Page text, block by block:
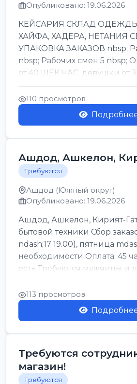
Опубликовано: 19.06.2026
КЕЙСАРИЯ СКЛАД ОДЕЖДЫ
ХАЙФА, ХАДЕРА, НЕТАНИЯ
УПАКОВКА ЗАКАЗОВ nbsp;
nbsp; Рабочих смен 5 nbsp;
от 40 ШЕК ЧАС, девушки от
БОНУСЫ 1500 ШЕК ...
110 просмотров
Ашдод, Ашкелон,
Требуются
Ашдод (Южный округ)
Опубликовано: 19.06.2026
Ашдод, Ашкелон, Кирият-
бытовой техники Сбор
ndash;17 19.00), пятница
необходимости Оплата: 45
есть Требуются мужчины и
Только официальн...
113 просмотров
Требуются
магазин!
Требуются